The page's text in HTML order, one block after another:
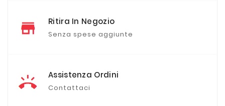
Ritira In Negozio
Senza spese aggiunte
Assistenza Ordini
Contattaci